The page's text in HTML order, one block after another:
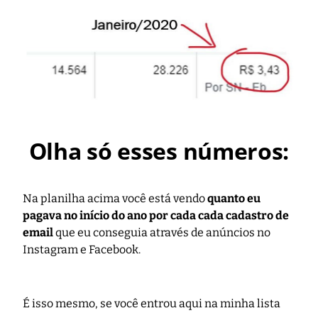
Olha só esses números:
Na planilha acima você está vendoquanto eu
pagava no início do ano por cada cada cadastro de
emailque eu conseguia através de anúncios no
Instagram e Facebook.
É isso mesmo, se você entrou aqui na minha lista